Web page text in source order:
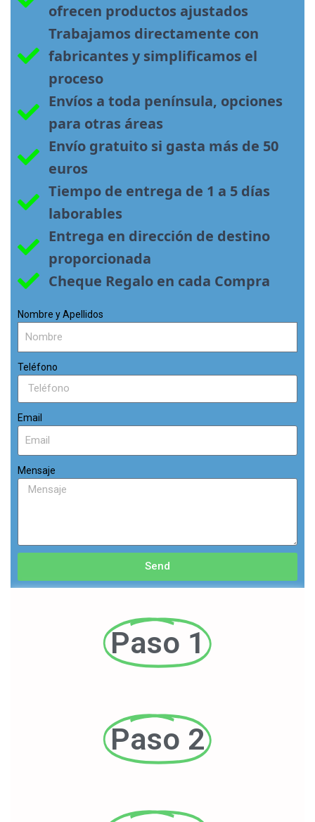
ofrecen productos ajustados
Trabajamos directamente con
fabricantes y simplificamos el
proceso
Envíos a toda península, opciones
para otras áreas
Envío gratuito si gasta más de 50
euros
Tiempo de entrega de 1 a 5 días
laborables
Entrega en dirección de destino
proporcionada
Cheque Regalo en cada Compra
Nombre y Apellidos
Teléfono
Email
Mensaje
Send
Paso 1
Paso 2